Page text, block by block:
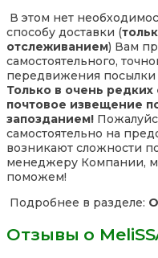
В этом нет
способу доставки (
отслеживанием) Вам
самостоятельного,
передвижения посылки
Только в очень редких
почтовое извещение
запозданием!
самостоятельно на
возникают сложности
менеджеру Компании,
поможем!
Подробнее в разделе:
Отзывы о